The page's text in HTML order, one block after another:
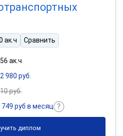
ак.ч Сравнить
ак.ч
980 руб.
руб.
749 руб в месяц
диплом